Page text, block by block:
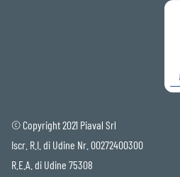
© Copyright 2021 Piaval Srl
Iscr. R.I. di Udine Nr. 00272400300
R.E.A. di Udine 75308